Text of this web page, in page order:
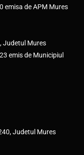
emisa de APM Mures
Judetul Mures
emis de Municipiul
Judetul Mures